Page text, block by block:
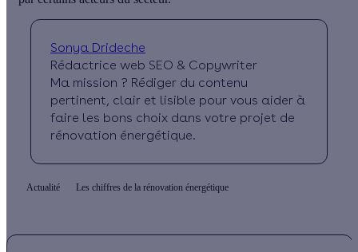
Sonya Drideche
Rédactrice web SEO & Copywriter
Ma mission ? Rédiger du contenu
pertinent, clair et lisible pour vous aider à
faire les bons choix dans votre projet de
rénovation énergétique.
Actualité Les chiffres de la rénovation énergétique